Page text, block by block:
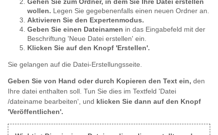
Gehen Sie zum Ordner, in dem Sie Ihre Datei erstellen
wollen. Legen Sie gegebenenfalls einen neuen Ordner an.
Aktivieren Sie den Expertenmodus.
Geben Sie einen Dateinamen in das Eingabefeld mit der
Beschriftung 'Neue Datei erstellen' ein.
Klicken Sie auf den Knopf 'Erstellen'.
Sie gelangen auf die Datei-Erstellungsseite.
Geben Sie von Hand oder durch Kopieren den Text ein, den
Ihre datei enthalten soll. Tun Sie dies im Textfeld 'Datei
/dateiname bearbeiten', und klicken Sie dann auf den Knopf
'Veröffentlichen'.